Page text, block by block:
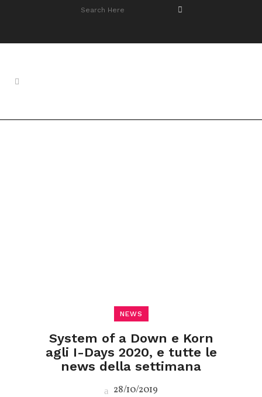
NEWS
System of a Down e Korn
agli I-Days 2020, e tutte le
news della settimana
28/10/2019